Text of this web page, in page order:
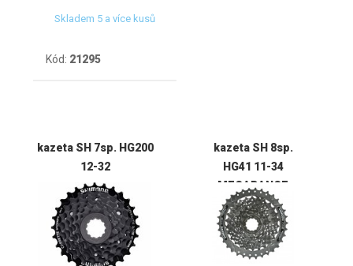
Skladem 5 a více kusů
Kód: 21295
kazeta SH 7sp. HG200
12-32
kazeta SH 8sp.
HG41 11-34
MEGARANGE